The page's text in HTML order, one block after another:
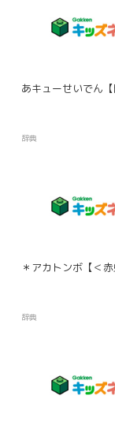
あキューせいでん【
辞典
＊アカトンボ【＜赤
辞典